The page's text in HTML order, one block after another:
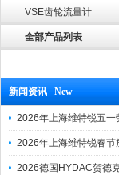
VSE齿轮流量计
全部产品列表
新闻资讯 New